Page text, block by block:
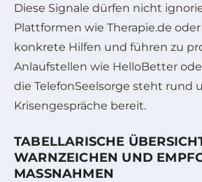
Diese Signale dürfen nicht
Plattformen wie Therapie.de
konkrete Hilfen und führen zu
Anlaufstellen wie HelloBetter
die TelefonSeelsorge steht rund
Krisengespräche bereit.
TABELLARISCHE
WARNZEICHEN UND
MASSNAHMEN